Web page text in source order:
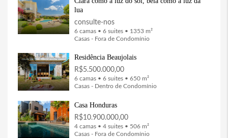
lua
consulte-nos
6 camas • 6 suites • 1353 m²
Casas - Fora de Condomínio
Residência Beaujolais
R$5.500.000,00
6 camas • 6 suites • 650 m²
Casas - Dentro de Condomínio
Casa Honduras
R$10.900.000,00
4 camas • 4 suites • 506 m²
Casas - Fora de Condomínio